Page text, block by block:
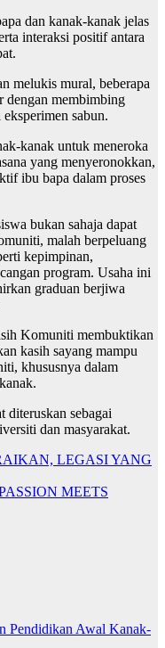
dan kanak-kanak jelas
interaksi positif antara
melukis mural, beberapa
dengan membimbing
sabun.
kanak untuk meneroka
yang menyeronokkan,
ibu bapa dalam proses
bukan sahaja dapat
malah berpeluang
kepimpinan,
program. Usaha ini
graduan berjiwa
Komuniti membuktikan
kasih sayang mampu
khususnya dalam
diteruskan sebagai
dan masyarakat.
LEGASI YANG
MEETS
Pendidikan Awal Kanak-